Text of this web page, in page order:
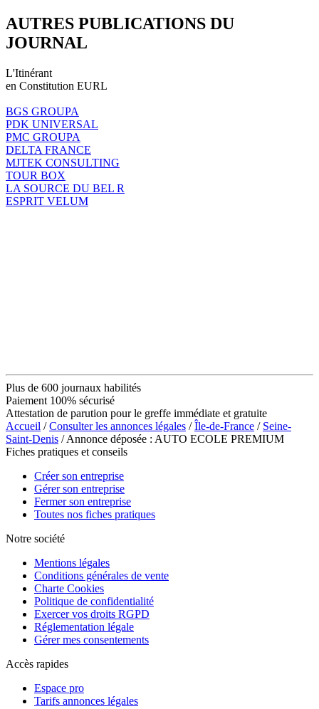
AUTRES PUBLICATIONS DU
JOURNAL
L'Itinérant
en Constitution EURL
BGS GROUPA
PDK UNIVERSAL
PMC GROUPA
DELTA FRANCE
MJTEK CONSULTING
TOUR BOX
LA SOURCE DU BEL R
ESPRIT VELUM
Plus de 600 journaux habilités
Paiement 100% sécurisé
Attestation de parution pour le greffe immédiate et gratuite
Accueil /Consulter les annonces légales /Île-de-France / Seine-
Saint-Denis / Annonce déposée : AUTO ECOLE PREMIUM
Fiches pratiques et conseils
Créer son entreprise
Gérer son entreprise
Fermer son entreprise
Toutes nos fiches pratiques
Notre société
Mentions légales
Conditions générales de vente
Charte Cookies
Politique de confidentialité
Exercer vos droits RGPD
Réglementation légale
Gérer mes consentements
Accès rapides
Espace pro
Tarifs annonces légales